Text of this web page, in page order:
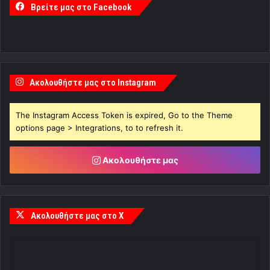
Βρείτε μας στο Facebook
Ακολουθήστε μας στο Instagram
The Instagram Access Token is expired, Go to the Theme
options page > Integrations, to to refresh it.
Ακολουθήστε μας
Ακολουθήστε μας στο X